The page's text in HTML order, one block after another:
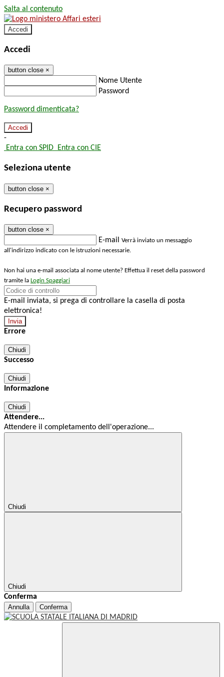
Salta al contenuto
Accedi
Accedi
button close ×
Nome Utente
Password
Password dimenticata?
-
Entra con SPID Entra con CIE
Seleziona utente
button close ×
Recupero password
button close ×
E-mail Verrà inviato un messaggio
all'indirizzo indicato con le istruzioni necessarie.
Non hai una e-mail associata al nome utente? Effettua il reset della password
tramite la Login Spaggiari
E-mail inviata, si prega di controllare la casella di posta
elettronica!
Errore
Chiudi
Successo
Chiudi
Informazione
Chiudi
Attendere...
Attendere il completamento dell'operazione...
Chiudi
Chiudi
Conferma
Annulla Conferma